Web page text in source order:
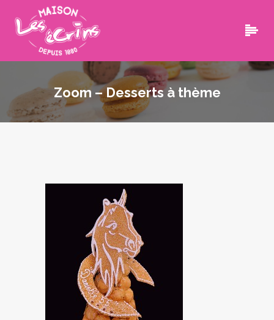
Zoom – Desserts à thème